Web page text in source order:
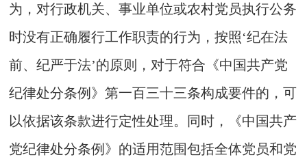
为，对行政机关、事业单位或农村党员执行公务
时没有正确履行工作职责的行为，按照‘纪在法
前、纪严于法’的原则，对于符合《中国共产党
纪律处分条例》第一百三十三条构成要件的，可
以依据该条款进行定性处理。同时，《中国共产
党纪律处分条例》的适用范围包括全体党员和党